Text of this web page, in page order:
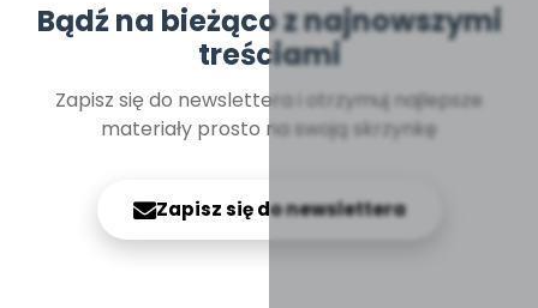
Bądź na bieżąco z najnowszymi
treściami
Zapisz się do newslettera i otrzymuj najlepsze
materiały prosto na swoją skrzynkę
Zapisz się do newslettera